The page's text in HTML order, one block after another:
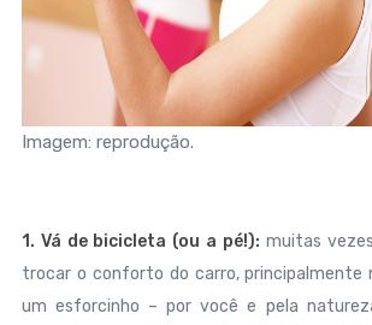
Imagem: reprodução.
1. Vá de bicicleta (ou a pé!): muitas
trocar o conforto do carro, principalmente
um esforcinho – por você e pela